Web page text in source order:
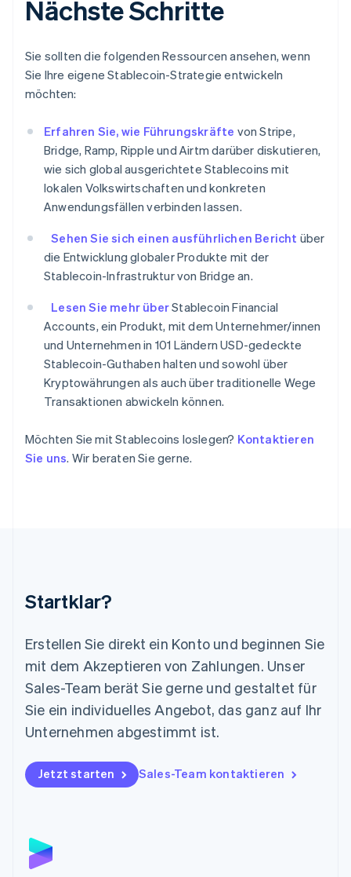
Nächste Schritte
Sie sollten die folgenden Ressourcen ansehen, wenn
Sie Ihre eigene Stablecoin-Strategie entwickeln
möchten:
Erfahren Sie, wie Führungskräfte von Stripe,
Bridge, Ramp, Ripple und Airtm darüber diskutieren,
wie sich global ausgerichtete Stablecoins mit
lokalen Volkswirtschaften und konkreten
Anwendungsfällen verbinden lassen.
Sehen Sie sich einen ausführlichen Bericht über
die Entwicklung globaler Produkte mit der
Stablecoin-Infrastruktur von Bridge an.
Lesen Sie mehr überStablecoin Financial
Accounts, ein Produkt, mit dem Unternehmer/innen
und Unternehmen in 101 Ländern USD-gedeckte
Stablecoin-Guthaben halten und sowohl über
Kryptowährungen als auch über traditionelle Wege
Transaktionen abwickeln können.
Möchten Sie mit Stablecoins loslegen? Kontaktieren
Sie uns. Wir beraten Sie gerne.
Startklar?
Erstellen Sie direkt ein Konto und beginnen Sie
mit dem Akzeptieren von Zahlungen. Unser
Sales-Team berät Sie gerne und gestaltet für
Sie ein individuelles Angebot, das ganz auf Ihr
Unternehmen abgestimmt ist.
Jetzt starten Sales-Team kontaktieren
DeutschEnglish
Estland
Festlandchina
简体中文English
Finnland
FrançaisEnglish
Gibraltar
English
Griechenland
English
Irland
Italien
Japan
日本語English
Kanada
EnglishFrançais
Kroatien
English
Lettland
Liechtenstein
DeutschEnglish
Mexiko
English
Niederlande
Nederlands English
Norwegen
English
Österreich
Polen
English
Portugal
Schweden